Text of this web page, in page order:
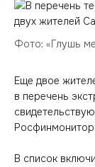
Фото: «Глушь
Еще двое
в перечень
В список